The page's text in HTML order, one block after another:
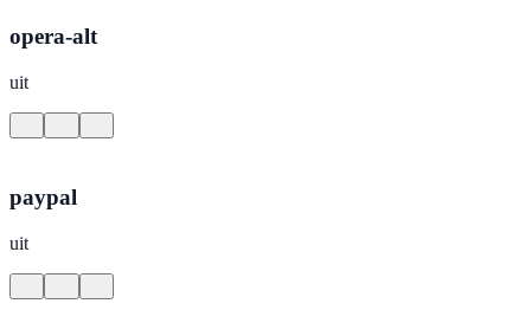
opera-alt
uit
paypal
uit